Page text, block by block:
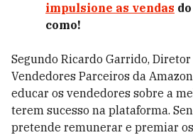
impulsione as vendas
como!
Segundo Ricardo Garrido, Diretor
Vendedores Parceiros da
educar os vendedores sobre a
terem sucesso na plataforma.
pretende remunerar e premiar